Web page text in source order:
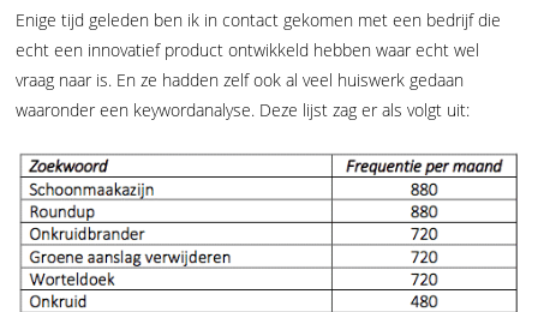
Enige tijd geleden ben ik in contact gekomen met een bedrijf die
echt een innovatief product ontwikkeld hebben waar echt wel
vraag naar is. En ze hadden zelf ook al veel huiswerk gedaan
waaronder een keywordanalyse. Deze lijst zag er als volgt uit: